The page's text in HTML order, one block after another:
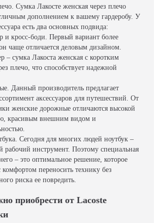
Сумка Лакосте женская через плечо
дополнением к вашему гардеробу. У
есть два основных подвида:
и кросс-боди. Первый вариант более
чаще отличается деловым дизайном.
– сумка Лакоста женская с коротким
плечо, что способствует надежной
Данный производитель предлагает
аксессуаров для путешествий. От
женские дорожные отличаются высокой
красивым внешним видом и
Сегодня для многих людей ноутбук –
рабочий инструмент. Поэтому специальная
– это оптимальное решение, которое
комфортом переносить технику без
риска ее повредить.
приобрести от Lacoste